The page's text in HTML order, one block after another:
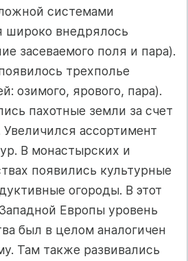
системами
широко внедрялось
засеваемого поля и пара).
трехполье
озимого, ярового, пара).
пахотные земли за счет
ассортимент
В монастырских и
появились культурные
огороды. В этот
Европы уровень
был в целом аналогичен
Там также развивались